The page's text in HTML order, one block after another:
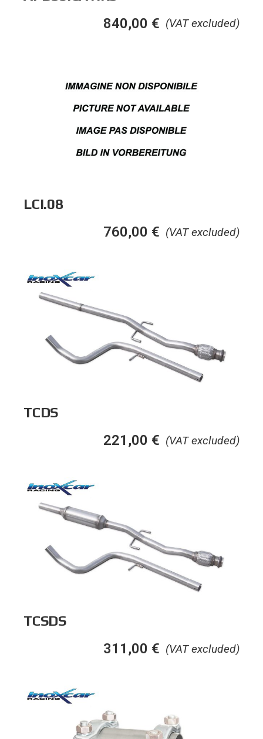
(VAT excluded)
840,00 €
LCI.08
(VAT excluded)
760,00 €
TCDS
(VAT excluded)
221,00 €
TCSDS
(VAT excluded)
311,00 €